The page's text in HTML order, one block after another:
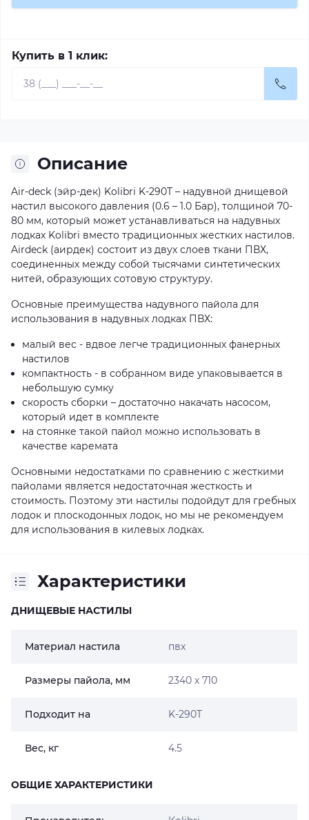
Купить в 1 клик:
Описание
Air-deck (эйр-дек) Kolibri K-290T – надувной днищевой
настил высокого давления (0.6 – 1.0 Бар), толщиной 70-
80 мм, который может устанавливаться на надувных
лодках Kolibri вместо традиционных жестких настилов.
Airdeck (аирдек) состоит из двух слоев ткани ПВХ,
соединенных между собой тысячами синтетических
нитей, образующих сотовую структуру.
Основные преимущества надувного пайола для
использования в надувных лодках ПВХ:
малый вес - вдвое легче традиционных фанерных
настилов
компактность - в собранном виде упаковывается в
небольшую сумку
скорость сборки – достаточно накачать насосом,
который идет в комплекте
на стоянке такой пайол можно использовать в
качестве каремата
Основными недостатками по сравнению с жесткими
пайолами является недостаточная жесткость и
стоимость. Поэтому эти настилы подойдут для гребных
лодок и плоскодонных лодок, но мы не рекомендуем
для использования в килевых лодках.
Характеристики
ДНИЩЕВЫЕ НАСТИЛЫ
Материал настила пвх
Размеры пайола, мм 2340 x 710
Подходит на K-290T
Вес, кг 4.5
ОБЩИЕ ХАРАКТЕРИСТИКИ